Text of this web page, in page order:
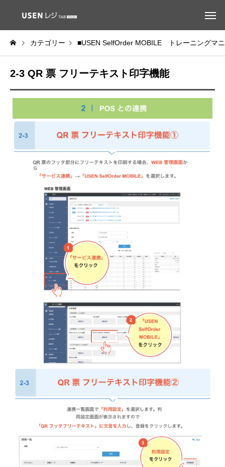
カテゴリー ■USEN SelfOrder MOBILE トレーニングマ
2-3 QR 票 フリーテキスト印字機能